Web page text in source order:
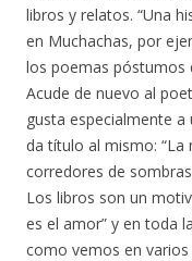
libros y relatos. “Una
en Muchachas, por
los poemas póstumos
Acude de nuevo al
gusta especialmente
da título al mismo:
corredores de
Los libros son un
es el amor” y en toda
como vemos en